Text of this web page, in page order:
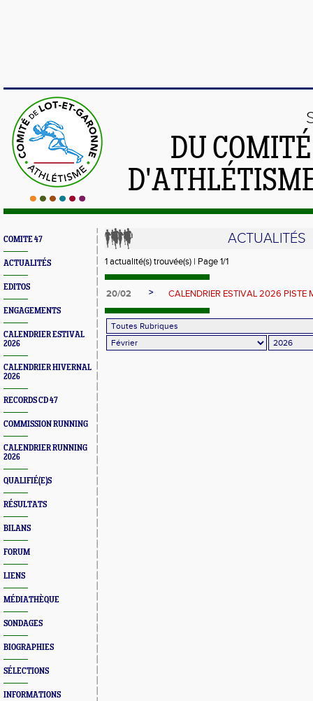
DU
COMITE 47
ACTUALITÉS
EDITOS
ENGAGEMENTS
CALENDRIER ESTIVAL
2026
CALENDRIER HIVERNAL
2026
RECORDS CD 47
COMMISSION RUNNING
CALENDRIER RUNNING
2026
QUALIFIÉ(E)S
RÉSULTATS
BILANS
FORUM
LIENS
MÉDIATHÈQUE
SONDAGES
BIOGRAPHIES
SÉLECTIONS
INFORMATIONS
ACTUALITÉS
1 actualité(s) trouvée(s) | Page 1/1
20/02 > CALENDRIER ESTIVAL 2026 PISTE